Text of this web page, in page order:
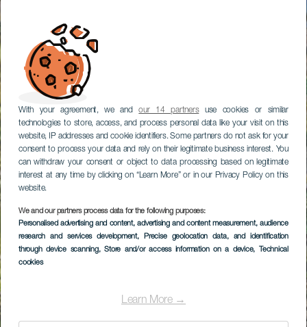
With your agreement, we andour 14 partnersuse cookies or similar
technologies to store, access, and process personal data like your visit on this
website, IP addresses and cookie identifiers. Some partners do not ask for your
consent to process your data and rely on their legitimate business interest. You
can withdraw your consent or object to data processing based on legitimate
interest at any time by clicking on “Learn More” or in our Privacy Policy on this
website.
We and our partners process data for the following purposes:
Personalised advertising and content, advertising and content measurement, audience
research and services development, Precise geolocation data, and identification
through device scanning, Store and/or access information on a device, Technical
cookies
Learn More →